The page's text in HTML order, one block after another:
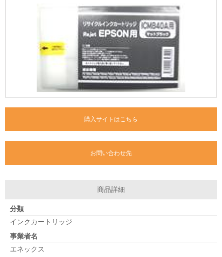
購入サイトはこちら
お問い合わせ先
商品詳細
分類
インクカートリッジ
事業者名
エネックス